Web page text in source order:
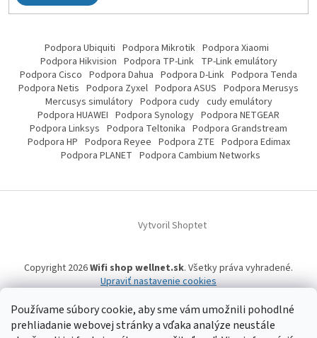
Používame súbory cookie, aby sme vám umožnili pohodlné
prehliadanie webovej stránky a vďaka analýze neustále
Podpora Ubiquiti Podpora Mikrotik Podpora Xiaomi
Podpora Hikvision Podpora TP-Link TP-Link emulátory
Podpora Cisco Podpora Dahua Podpora D-Link Podpora Tenda
Podpora Netis Podpora Zyxel Podpora ASUS Podpora Merusys
Mercusys simulátory Podpora cudy cudy emulátory
Podpora HUAWEI Podpora Synology Podpora NETGEAR
Podpora Linksys Podpora Teltonika Podpora Grandstream
Podpora HP Podpora Reyee Podpora ZTE Podpora Edimax
Podpora PLANET Podpora Cambium Networks
Vytvoril Shoptet
Copyright 2026Wifi shop wellnet.sk. Všetky práva vyhradené.
Upraviť nastavenie cookies
Wifi shop wellnet.sk prevádzkuje spoločnosť WELLNET, s.r.o.,IČO: 36484610,